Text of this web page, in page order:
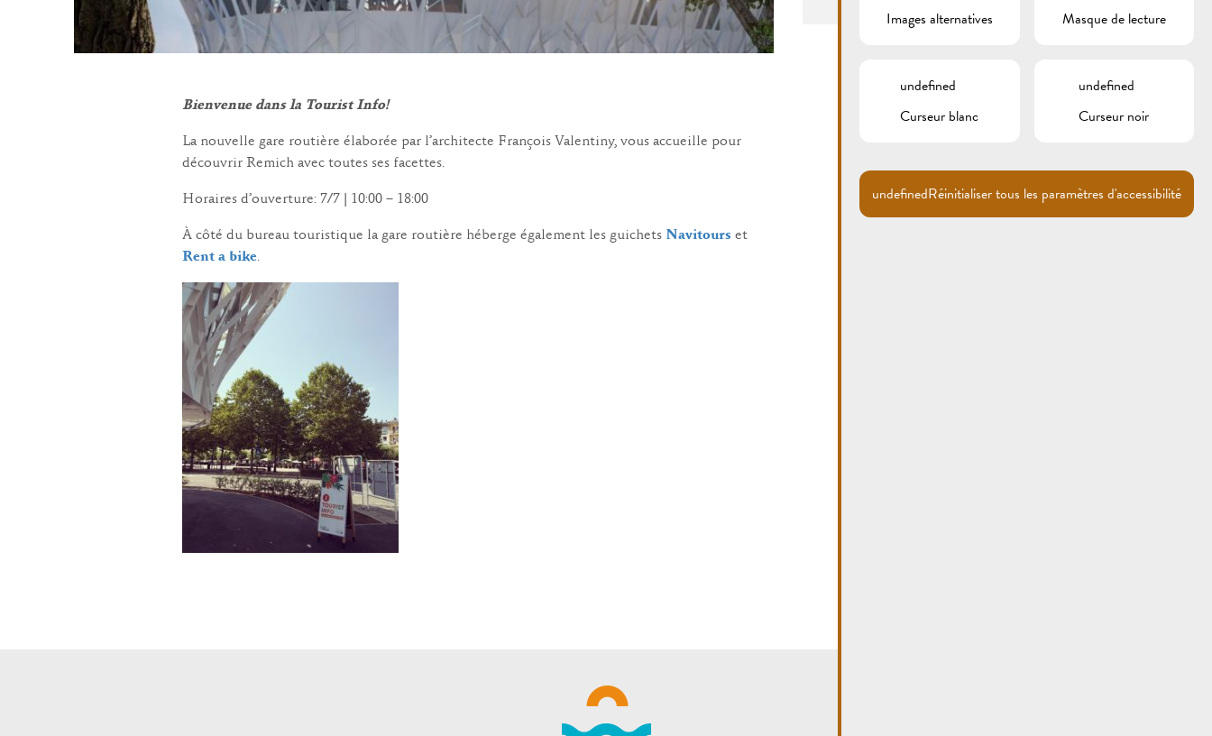
Bienvenue dans la Tourist Info!
La nouvelle gare routière élaborée par l’architecte François Valentiny, vous accueille pour
découvrir Remich avec toutes ses facettes.
Horaires d’ouverture: 7/7 | 10:00 – 18:00
À côté du bureau touristique la gare routière héberge également les guichets Navitours et
Rent a bike.
Images alternatives
Masque de lecture
undefined
Curseur blanc
undefined
Curseur noir
undefinedRéinitialiser tous les paramètres d'accessibilité